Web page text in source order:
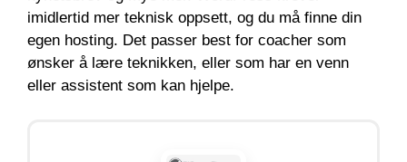
imidlertid mer teknisk oppsett, og du må finne din
egen hosting. Det passer best for coacher som
ønsker å lære teknikken, eller som har en venn
eller assistent som kan hjelpe.